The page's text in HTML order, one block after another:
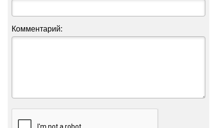
Комментарий: